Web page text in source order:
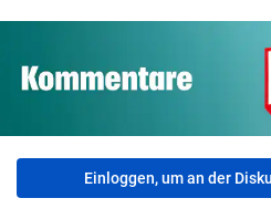
Einloggen, um an der